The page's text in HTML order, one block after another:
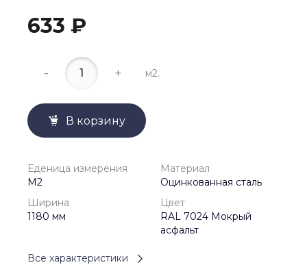
633 ₽
- + м2.
В корзину
Еденица измерения
М2
Материал
Оцинкованная сталь
Ширина
1180 мм
Цвет
RAL 7024 Мокрый
асфальт
Все характеристики